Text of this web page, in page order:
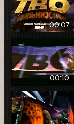
00:07
00:10